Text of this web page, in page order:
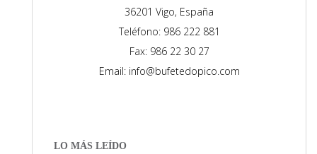
36201 Vigo, España
Teléfono: 986 222 881
Fax: 986 22 30 27
Email: info@bufetedopico.com
LO MÁS LEÍDO